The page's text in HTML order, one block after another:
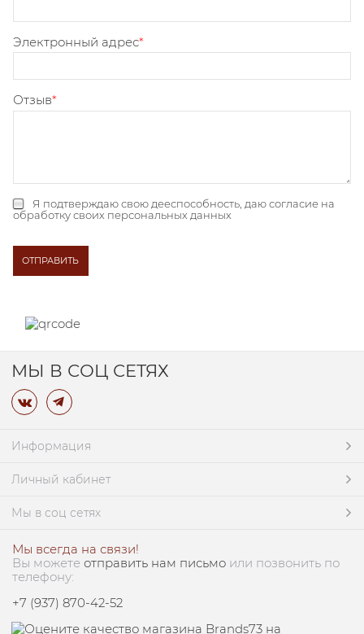
Электронный адрес
Отзыв
Я подтверждаю свою дееспособность, даюсогласие на
обработку своих персональных данных
МЫ В СОЦ СЕТЯХ
Информация
Личный кабинет
Мы в соц сетях
Мы всегда на связи!
Вы можете отправить нам письмо или позвонить по
телефону:
+7 (937) 870-42-52